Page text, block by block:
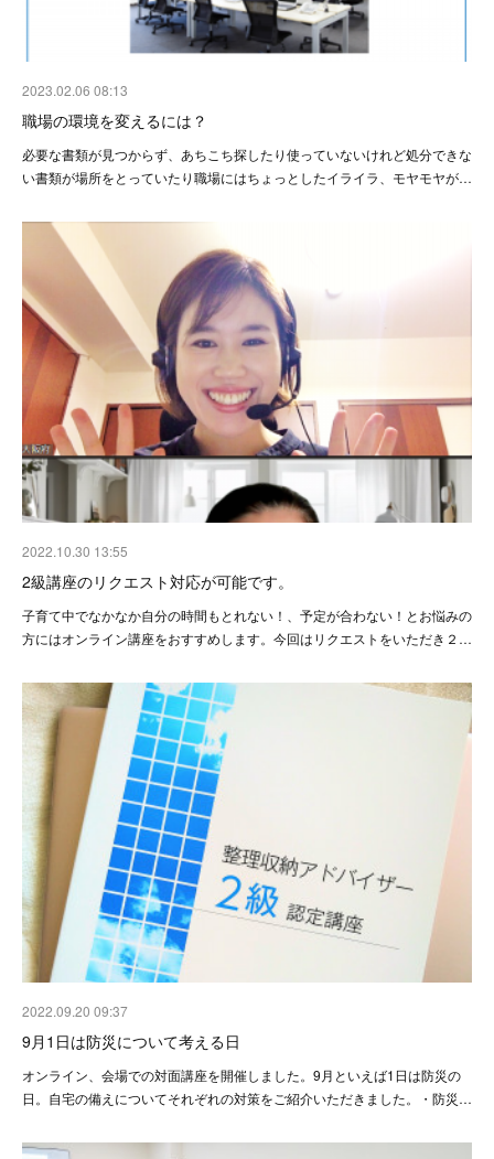
2023.02.06 08:13
職場の環境を変えるには？
必要な書類が見つからず、あちこち探したり使っていないけれど処分できな
い書類が場所をとっていたり職場にはちょっとしたイライラ、モヤモヤが…
2022.10.30 13:55
2級講座のリクエスト対応が可能です。
子育て中でなかなか自分の時間もとれない！、予定が合わない！とお悩みの
方にはオンライン講座をおすすめします。今回はリクエストをいただき２…
2022.09.20 09:37
9月1日は防災について考える日
オンライン、会場での対面講座を開催しました。9月といえば1日は防災の
日。自宅の備えについてそれぞれの対策をご紹介いただきました。・防災…